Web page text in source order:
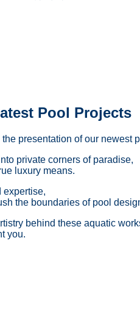
Pool Projects
presentation of our newest
private corners of paradise,
luxury means.
expertise,
the boundaries of pool
behind these aquatic
you.